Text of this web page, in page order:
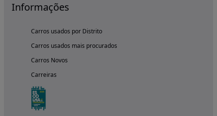
Informações
Carros usados por Distrito
Carros usados mais procurados
Carros Novos
Carreiras